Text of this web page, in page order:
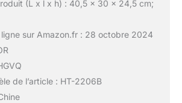
(L x l x h) : 40,5 x 30 x 24,5 cm;
ligne sur Amazon.fr : 28 octobre 2024
de l’article : HT-2206B